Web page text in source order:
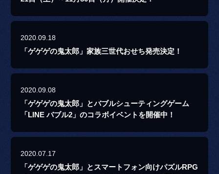
2020.09.18
「ゲゲゲの鬼太郎」家族三世代おせち発売決定！
2020.09.08
「ゲゲゲの鬼太郎」とバブルシューティングゲーム
「LINE バブル2」のコラボイベントを開催中！
2020.07.17
「ゲゲゲの鬼太郎」とスマートフォン向けパズルRPG